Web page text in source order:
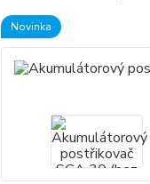
Novinka